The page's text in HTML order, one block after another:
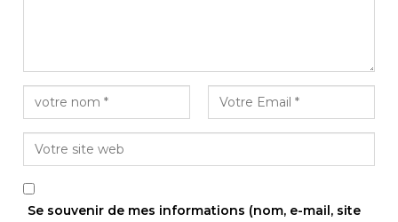
Se souvenir de mes informations (nom, e-mail, site